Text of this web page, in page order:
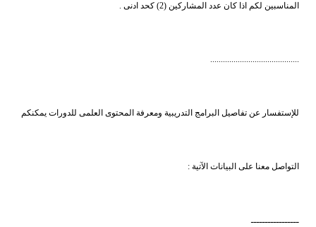
المناسبين لكم اذا كان عدد المشاركين (2) كحد ادنى .
..........................................
للإستفسار عن تفاصيل البرامج التدريبية ومعرفة المحتوى العلمى للدورات يمكنكم
التواصل معنا على البيانات الآتية :
ـــــــــــــــــ